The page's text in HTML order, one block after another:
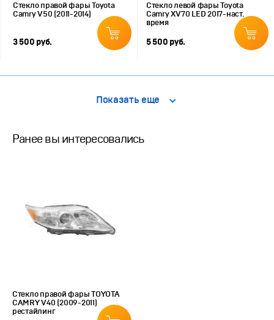
Стекло правой фары Toyota
Camry V50 (2011-2014)
3 500 руб.
Стекло левой фары Toyota
Camry XV70 LED 2017-наст.
время
5 500 руб.
Показать еще
Ранее вы интересовались
Стекло правой фары TOYOTA
CAMRY V40 (2009-2011)
рестайлинг